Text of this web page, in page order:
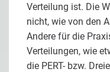
Verteilung ist. Die
nicht, wie von den
Andere für die
Verteilungen, wie
die PERT- bzw.